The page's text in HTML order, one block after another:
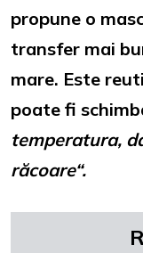
propune o
transfer mai
mare. Este
poate fi
temperatura,
răcoare“.